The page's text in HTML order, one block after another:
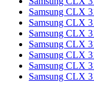
Samsung CLX
Samsung CLX
Samsung CLX
Samsung CLX
Samsung CLX
Samsung CLX
Samsung CLX